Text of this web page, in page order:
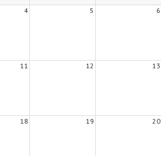
4 5 6
11 12 13
18 19 20